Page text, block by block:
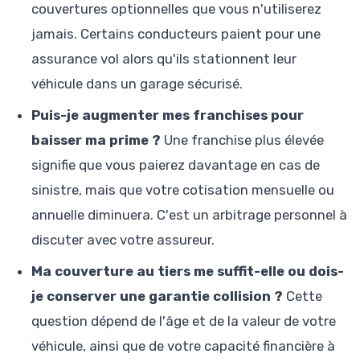
couvertures optionnelles que vous n'utiliserez
jamais. Certains conducteurs paient pour une
assurance vol alors qu'ils stationnent leur
véhicule dans un garage sécurisé.
Puis-je augmenter mes franchises pour
baisser ma prime ? Une franchise plus élevée
signifie que vous paierez davantage en cas de
sinistre, mais que votre cotisation mensuelle ou
annuelle diminuera. C'est un arbitrage personnel à
discuter avec votre assureur.
Ma couverture au tiers me suffit-elle ou dois-
je conserver une garantie collision ? Cette
question dépend de l'âge et de la valeur de votre
véhicule, ainsi que de votre capacité financière à